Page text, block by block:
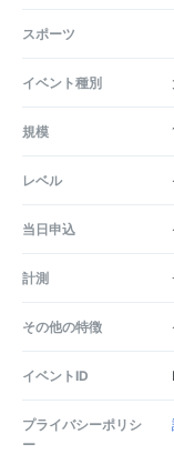
スポーツ
イベント種別
規模
レベル
当日申込
計測
その他の特徴
イベントID
プライバシーポリシ
ー